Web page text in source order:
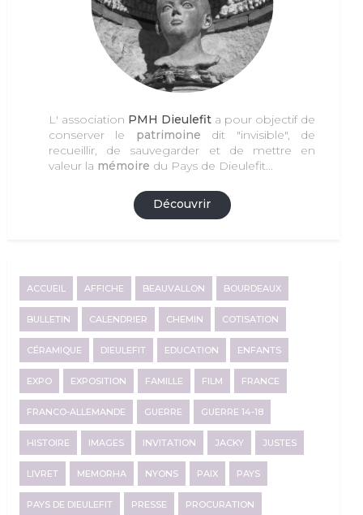
L' association PMH Dieulefit a pour objectif de
conserver le patrimoine dit "invisible", de
recueillir, de sauvegarder et de mettre en
valeur la mémoire du Pays de Dieulefit...
Découvrir
ACCUEIL AFFICHE BEAUVALLON BOURDEAUX
BULLETIN CALENDRIER CHEMIN COTISATION
CÉRAMIQUE DIEULEFIT EDUCATION ENFANTS
EXPO EXPOSITION FAMILLE FILM FRANCE
FRANCO-ALLEMANDE GUERRE GUERRE 14-18
HISTOIRE IMAGES INVITATION JACKY JUSTES
LIVRET MEMORHA NYONS PAIX PAYS
PAYS DE DIEULEFIT PRESSE PROCURATION